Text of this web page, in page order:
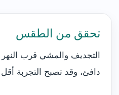
تحقق من الطقس
التجديف والمشي قرب
دافئ، وقد تصبح التجربة